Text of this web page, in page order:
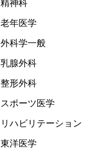
精神科
老年医学
外科学一般
乳腺外科
整形外科
スポーツ医学
リハビリテーション
東洋医学